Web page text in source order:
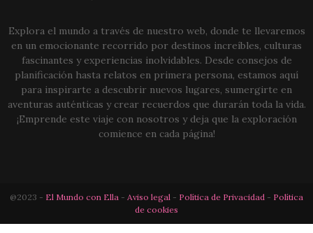
Explora el mundo a través de nuestro web, donde te llevaremos
en un emocionante recorrido por destinos increíbles, culturas
fascinantes y experiencias inolvidables. Desde consejos de
planificación hasta relatos en primera persona, estamos aquí
para inspirarte a descubrir nuevos lugares, sumergirte en
aventuras auténticas y crear recuerdos que durarán toda la vida.
¡Emprende este viaje con nosotros y deja que la exploración
comience en cada página!
@2023 - El Mundo con Ella - Aviso legal - Política de Privacidad - Política
de cookies